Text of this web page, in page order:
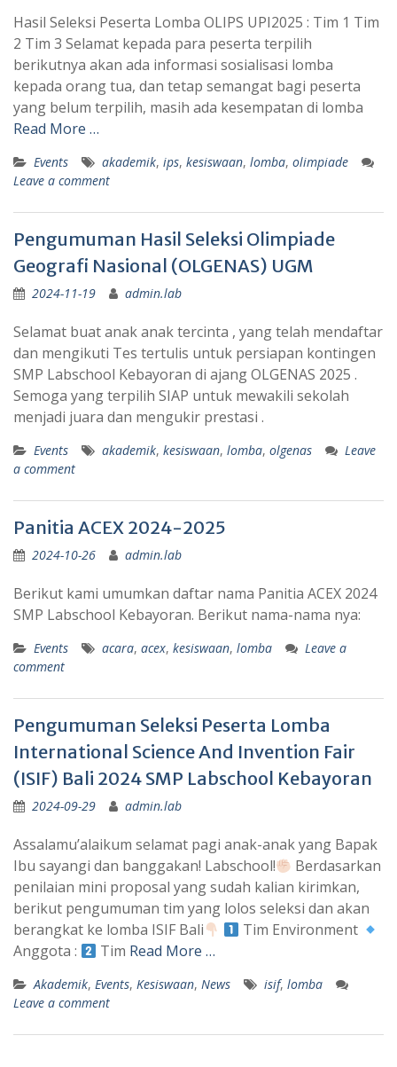
Hasil Seleksi Peserta Lomba OLIPS UPI2025 : Tim 1 Tim
2 Tim 3 Selamat kepada para peserta terpilih
berikutnya akan ada informasi sosialisasi lomba
kepada orang tua, dan tetap semangat bagi peserta
yang belum terpilih, masih ada kesempatan di lomba
Read More …
Events akademik, ips, kesiswaan, lomba, olimpiade
Leave a comment
Pengumuman Hasil Seleksi Olimpiade
Geografi Nasional (OLGENAS) UGM
2024-11-19 admin.lab
Selamat buat anak anak tercinta , yang telah mendaftar
dan mengikuti Tes tertulis untuk persiapan kontingen
SMP Labschool Kebayoran di ajang OLGENAS 2025 .
Semoga yang terpilih SIAP untuk mewakili sekolah
menjadi juara dan mengukir prestasi .
Events akademik, kesiswaan, lomba, olgenas
Leave
a comment
Panitia ACEX 2024-2025
2024-10-26 admin.lab
Berikut kami umumkan daftar nama Panitia ACEX 2024
SMP Labschool Kebayoran. Berikut nama-nama nya:
Events acara, acex, kesiswaan, lomba
Leave a
comment
Pengumuman Seleksi Peserta Lomba
International Science And Invention Fair
(ISIF) Bali 2024 SMP Labschool Kebayoran
2024-09-29 admin.lab
Assalamu’alaikum selamat pagi anak-anak yang Bapak
Ibu sayangi dan banggakan! Labschool!
Berdasarkan
penilaian mini proposal yang sudah kalian kirimkan,
berikut pengumuman tim yang lolos seleksi dan akan
berangkat ke lomba ISIF Bali
Tim Environment
Anggota :
Tim Read More …
Akademik, Events, Kesiswaan, News isif, lomba
Leave a comment